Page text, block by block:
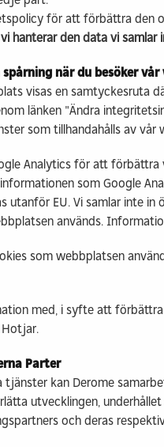
för att förbättra den
hanterar den data vi samlar
när du besöker vår
visas en samtyckesruta
länken "Ändra
som tillhandahålls av
Analytics för att
som Google
utanför EU. Vi samlar inte
används.
som webbplatsen
med, i syfte att
Hotjar.
Parter
kan Derome
utvecklingen,
och deras